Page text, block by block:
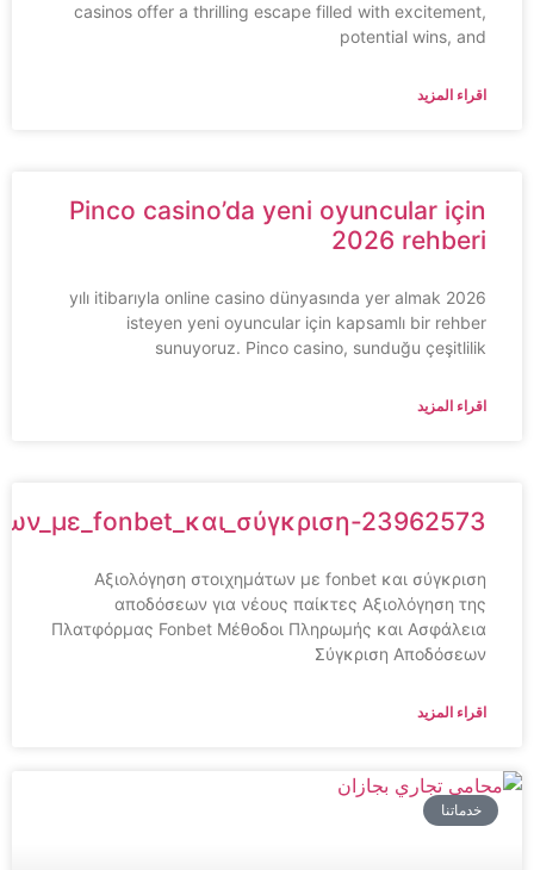
casinos offer a thrilling escape filled with excitement,
potential wins, and
اقراء المزيد
Pinco casino’da yeni oyuncular için
2026 rehberi
2026 yılı itibarıyla online casino dünyasında yer almak
isteyen yeni oyuncular için kapsamlı bir rehber
sunuyoruz. Pinco casino, sunduğu çeşitlilik
اقراء المزيد
23962573
Αξιολόγηση στοιχημάτων με fonbet και σύγκριση
αποδόσεων για νέους παίκτες Αξιολόγηση της
Πλατφόρμας Fonbet Μέθοδοι Πληρωμής και Ασφάλεια
Σύγκριση Αποδόσεων
اقراء المزيد
خدماتنا